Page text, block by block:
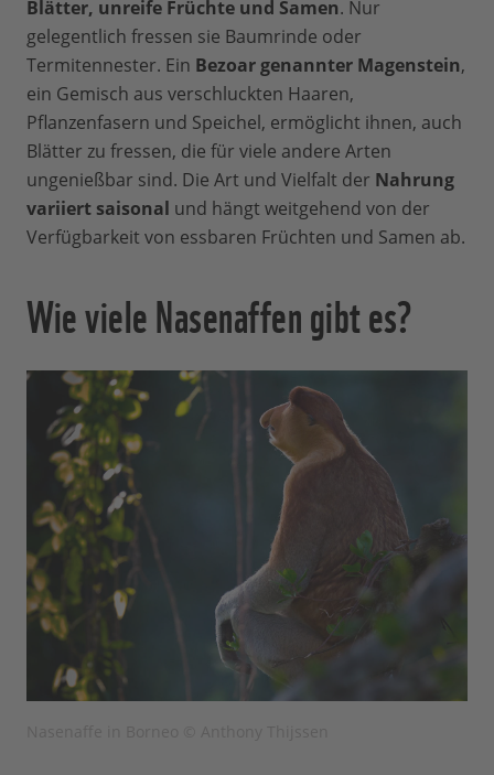
Blätter, unreife Früchte und Samen. Nur
gelegentlich fressen sie Baumrinde oder
Termitennester. Ein Bezoar genannter Magenstein,
ein Gemisch aus verschluckten Haaren,
Pflanzenfasern und Speichel, ermöglicht ihnen, auch
Blätter zu fressen, die für viele andere Arten
ungenießbar sind. Die Art und Vielfalt der Nahrung
variiert saisonal und hängt weitgehend von der
Verfügbarkeit von essbaren Früchten und Samen ab.
Wie viele Nasenaffen gibt es?